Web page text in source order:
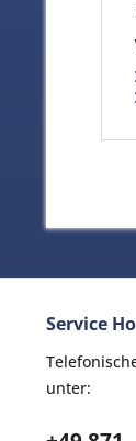
Service
unter: